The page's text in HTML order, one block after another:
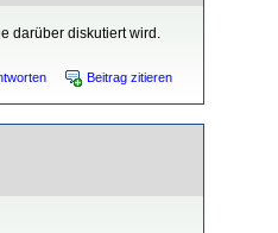
darüber diskutiert wird.
Beitrag zitieren